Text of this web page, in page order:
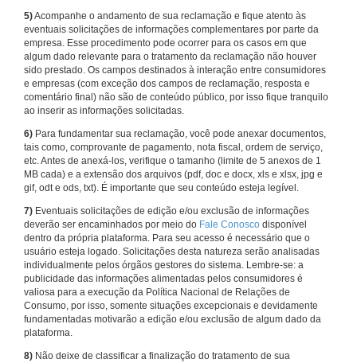
5)Acompanhe o andamento de sua reclamação e fique atento às
eventuais solicitações de informações complementares por parte da
empresa. Esse procedimento pode ocorrer para os casos em que
algum dado relevante para o tratamento da reclamação não houver
sido prestado. Os campos destinados à interação entre consumidores
e empresas (com exceção dos campos de reclamação, resposta e
comentário final) não são de conteúdo público, por isso fique tranquilo
ao inserir as informações solicitadas.
6) Para fundamentar sua reclamação, você pode anexar documentos,
tais como, comprovante de pagamento, nota fiscal, ordem de serviço,
etc. Antes de anexá-los, verifique o tamanho (limite de 5 anexos de 1
MB cada) e a extensão dos arquivos (pdf, doc e docx, xls e xlsx, jpg e
gif, odt e ods, txt). É importante que seu conteúdo esteja legível.
7) Eventuais solicitações de edição e/ou exclusão de informações
deverão ser encaminhados por meio do Fale Conosco disponível
dentro da própria plataforma. Para seu acesso é necessário que o
usuário esteja logado. Solicitações desta natureza serão analisadas
individualmente pelos órgãos gestores do sistema. Lembre-se: a
publicidade das informações alimentadas pelos consumidores é
valiosa para a execução da Política Nacional de Relações de
Consumo, por isso, somente situações excepcionais e devidamente
fundamentadas motivarão a edição e/ou exclusão de algum dado da
plataforma.
8) Não deixe de classificar a finalização do tratamento de sua